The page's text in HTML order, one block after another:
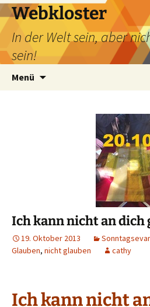
Webkloster
In der Welt sein, aber
sein!
Menü
Ich kann nicht an dich
19. Oktober 2013
Glauben, nicht glauben cathy
Ich kann nicht